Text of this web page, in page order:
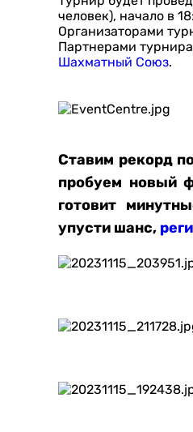
человек), начало в
Организаторами
Партнерами
Шахматный Союз.
Ставим рекорд
пробуем новый
готовит
упусти шанс,